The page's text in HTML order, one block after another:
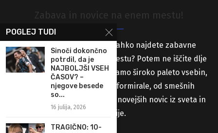
Zabava in novice na enem mestu!
Iščete spletno stran, kjer lahko najdete zabavne
vsebine in novice na enem mestu? Potem ne iščite dlje
od naše spletne strani! Ponujamo široko paleto vsebin,
ki vas bodo zabavale in informirale, od smešnih
videoposnetkov in slik do najnovejših novic iz sveta in
Slovenije.
POGLEJ TUDI
Sinoči dokončno
potrdil, da je
NAJBOLJŠI VSEH
ČASOV? –
njegove besede
so...
16 julija, 2026
TRAGIČNO: 10-